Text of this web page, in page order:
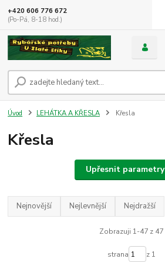
+420 606 776 672
(Po-Pá, 8-18 hod.)
Úvod LEHÁTKA A KŘESLA Křesla
Křesla
Upřesnit parametry
Nejnovější Nejlevnější Nejdražší
Zobrazuji 1-47 z 47
strana z 1